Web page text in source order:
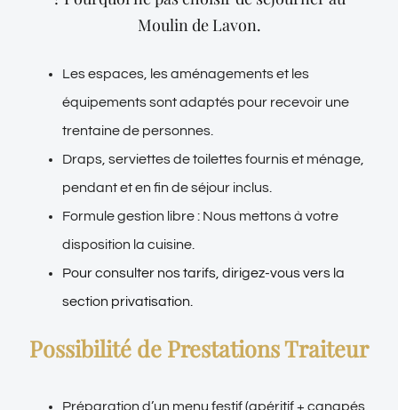
Moulin de Lavon.
Les espaces, les aménagements et les
équipements sont adaptés pour recevoir une
trentaine de personnes.
Draps, serviettes de toilettes fournis et ménage,
pendant et en fin de séjour inclus.
Formule gestion libre : Nous mettons à votre
disposition la cuisine.
Pour consulter nos tarifs, dirigez-vous vers la
section privatisation.
Possibilité de Prestations Traiteur
Préparation d’un menu festif (apéritif + canapés,